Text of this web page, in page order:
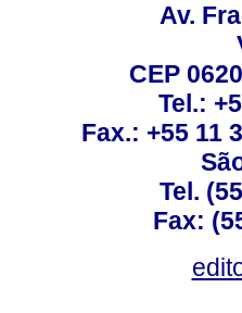
Av.
CEP
Tel.:
Fax.: +55 11
Tel.
Fax: